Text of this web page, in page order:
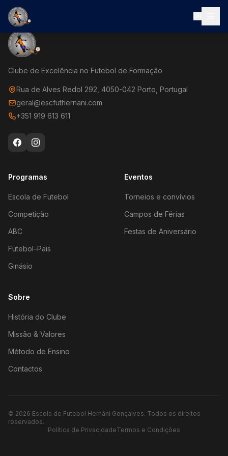
Clube de Excelência no Futebol de Formação
Rua de Alves Redol 292, 4050-042 Porto, Portugal
geral@escfuthernani.com
+351 919 613 611
Programas
Escola de Futebol
Competição
ABC
Futebol–Pais
Ginásio
Eventos
Torneios e convívios
Campos de Férias
Festas de Aniversário
Sobre
História do Clube
Missão & Valores
Método de Ensino
Contactos
© 2026 Escola de Futebol Hernâni Gonçalves. Todos os direitos
reservados.
Política de PrivacidadeTermos e Condições